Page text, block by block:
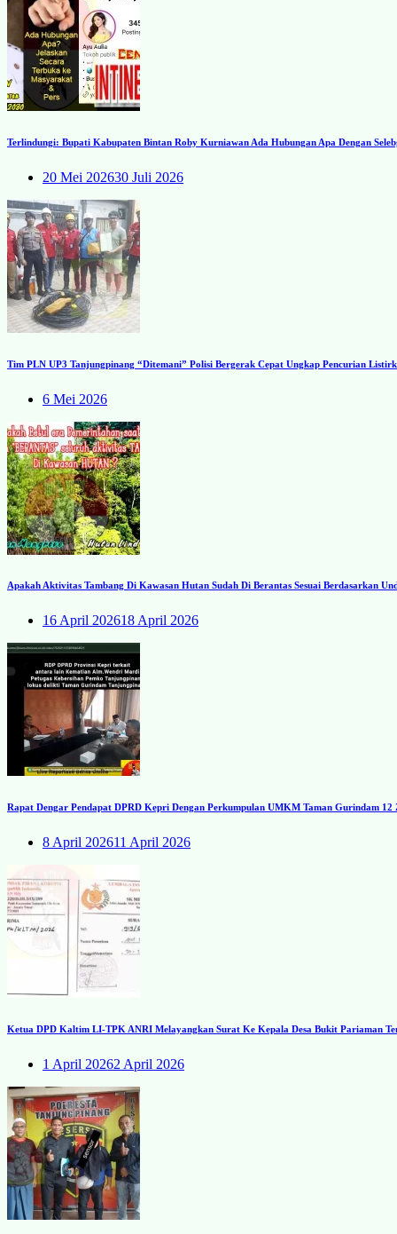
Terlindungi: Bupati Kabupaten Bintan Roby Kurniawan Ada Hubungan Apa Dengan
20 Mei 202630 Juli 2026
Tim PLN UP3 Tanjungpinang “Ditemani” Polisi Bergerak Cepat Ungkap Pencurian Listirk
6 Mei 2026
Apakah Aktivitas Tambang Di Kawasan Hutan Sudah Di Berantas Sesuai Berdasarkan
16 April 202618 April 2026
Rapat Dengar Pendapat DPRD Kepri Dengan Perkumpulan UMKM Taman Gurindam
8 April 202611 April 2026
Ketua DPD Kaltim LI-TPK ANRI Melayangkan Surat Ke Kepala Desa Bukit Pariaman
1 April 20262 April 2026